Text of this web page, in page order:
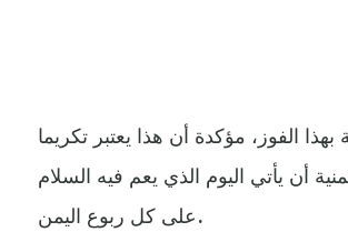
الفوز، مؤكدة أن هذا يعتبر تكريما
أن يأتي اليوم الذي يعم فيه السلام
على كل ربوع اليمن.